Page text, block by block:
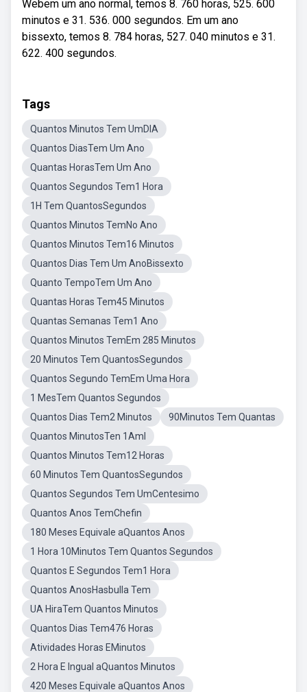
Webem um ano normal, temos 8. 760 horas, 525. 600
minutos e 31. 536. 000 segundos. Em um ano
bissexto, temos 8. 784 horas, 527. 040 minutos e 31.
622. 400 segundos.
Tags
Quantos Minutos Tem UmDIA
Quantos DiasTem Um Ano
Quantas HorasTem Um Ano
Quantos Segundos Tem1 Hora
1H Tem QuantosSegundos
Quantos Minutos TemNo Ano
Quantos Minutos Tem16 Minutos
Quantos Dias Tem Um AnoBissexto
Quanto TempoTem Um Ano
Quantas Horas Tem45 Minutos
Quantas Semanas Tem1 Ano
Quantos Minutos TemEm 285 Minutos
20 Minutos Tem QuantosSegundos
Quantos Segundo TemEm Uma Hora
1 MesTem Quantos Segundos
Quantos Dias Tem2 Minutos
90Minutos Tem Quantas
Quantos MinutosTen 1Aml
Quantos Minutos Tem12 Horas
60 Minutos Tem QuantosSegundos
Quantos Segundos Tem UmCentesimo
Quantos Anos TemChefin
180 Meses Equivale aQuantos Anos
1 Hora 10Minutos Tem Quantos Segundos
Quantos E Segundos Tem1 Hora
Quantos AnosHasbulla Tem
UA HiraTem Quantos Minutos
Quantos Dias Tem476 Horas
Atividades Horas EMinutos
2 Hora E Ingual aQuantos Minutos
420 Meses Equivale aQuantos Anos